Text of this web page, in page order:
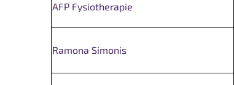
AFP Fysiotherapie
Ramona Simonis